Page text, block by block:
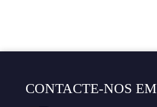
CONTACTE-NOS EM